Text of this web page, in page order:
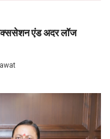
एंड अदर लॉज